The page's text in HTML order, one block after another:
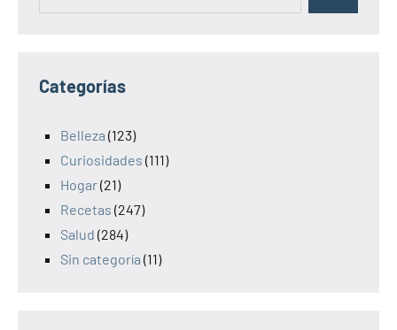
Categorías
Belleza (123)
Curiosidades (111)
Hogar(21)
Recetas (247)
Salud (284)
Sin categoría (11)